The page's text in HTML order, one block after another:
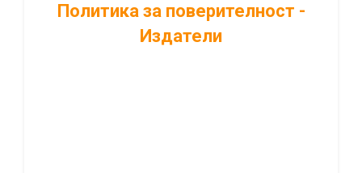
Политика за поверителност -
Издатели